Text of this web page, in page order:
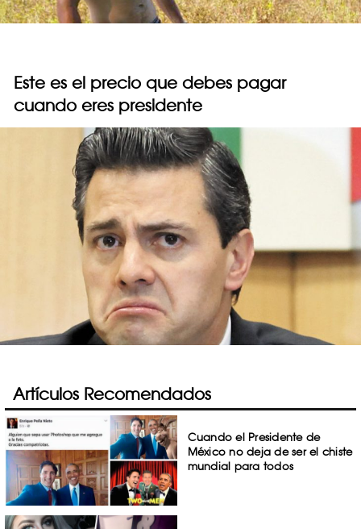
Este es el precio que debes pagar
cuando eres presidente
Artículos Recomendados
Cuando el Presidente de
México no deja de ser el chiste
mundial para todos